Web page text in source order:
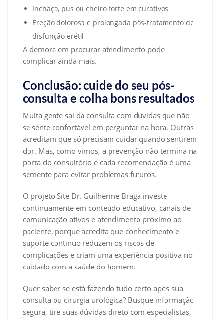
Inchaço, pus ou cheiro forte em curativos
Ereção dolorosa e prolongada pós-tratamento de
disfunção erétil
A demora em procurar atendimento pode
complicar ainda mais.
Conclusão: cuide do seu pós-
consulta e colha bons resultados
Muita gente sai da consulta com dúvidas que não
se sente confortável em perguntar na hora. Outras
acreditam que só precisam cuidar quando sentirem
dor. Mas, como vimos, a prevenção não termina na
porta do consultório e cada recomendação é uma
semente para evitar problemas futuros.
O projeto Site Dr. Guilherme Braga investe
continuamente em conteúdo educativo, canais de
comunicação ativos e atendimento próximo ao
paciente, porque acredita que conhecimento e
suporte contínuo reduzem os riscos de
complicações e criam uma experiência positiva no
cuidado com a saúde do homem.
Quer saber se está fazendo tudo certo após sua
consulta ou cirurgia urológica? Busque informação
segura, tire suas dúvidas direto com especialistas,